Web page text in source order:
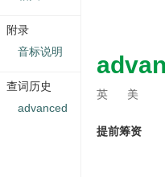
英 美
提前筹资
附录
音标说明
查词历史
advanced